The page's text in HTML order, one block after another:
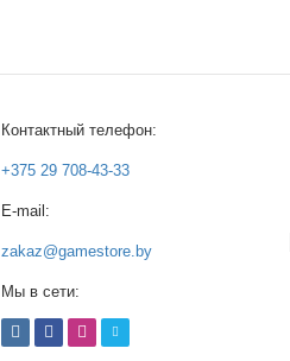
Контактный телефон:
+375 29 708-43-33
E-mail:
zakaz@gamestore.by
Мы в сети: